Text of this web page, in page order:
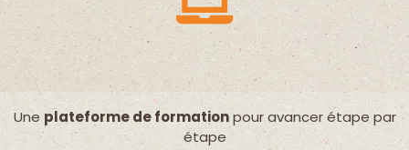
Une plateforme de formationpour avancer étape par
étape